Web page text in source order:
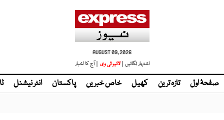
AUGUST 09, 2026
اشتہار لگائیں | لائیو ٹی وی | آج کا اخبار
صفحۂ اول تازہ ترین کھیل خاص خبریں پاکستان انٹر نیشنل